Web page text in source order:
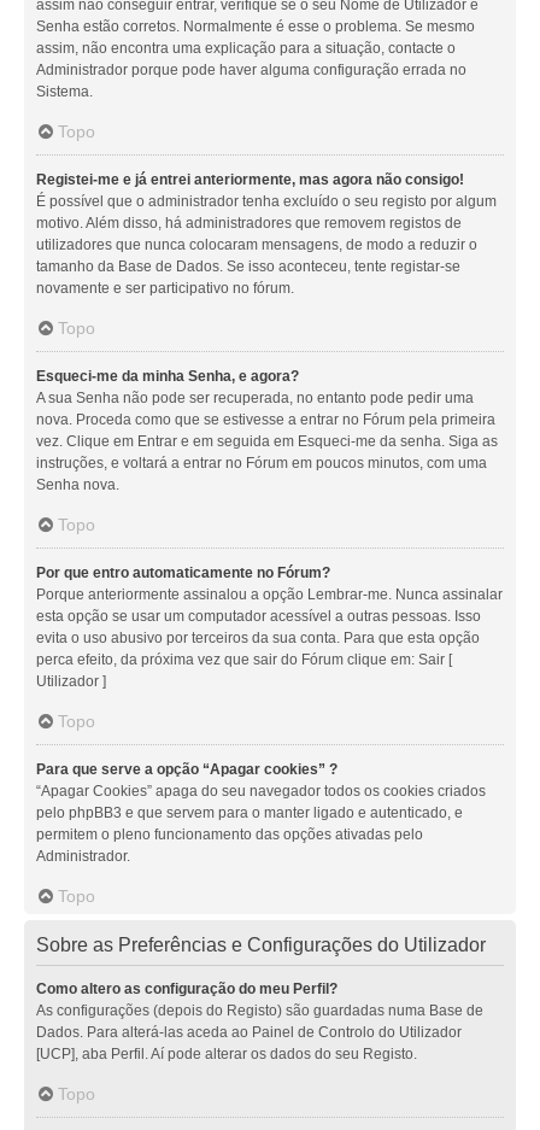
assim não conseguir entrar, verifique se o seu Nome de Utilizador e
Senha estão corretos. Normalmente é esse o problema. Se mesmo
assim, não encontra uma explicação para a situação, contacte o
Administrador porque pode haver alguma configuração errada no
Sistema.
Topo
Registei-me e já entrei anteriormente, mas agora não consigo!
É possível que o administrador tenha excluído o seu registo por algum
motivo. Além disso, há administradores que removem registos de
utilizadores que nunca colocaram mensagens, de modo a reduzir o
tamanho da Base de Dados. Se isso aconteceu, tente registar-se
novamente e ser participativo no fórum.
Topo
Esqueci-me da minha Senha, e agora?
A sua Senha não pode ser recuperada, no entanto pode pedir uma
nova. Proceda como que se estivesse a entrar no Fórum pela primeira
vez. Clique em Entrar e em seguida em Esqueci-me da senha. Siga as
instruções, e voltará a entrar no Fórum em poucos minutos, com uma
Senha nova.
Topo
Por que entro automaticamente no Fórum?
Porque anteriormente assinalou a opção Lembrar-me. Nunca assinalar
esta opção se usar um computador acessível a outras pessoas. Isso
evita o uso abusivo por terceiros da sua conta. Para que esta opção
perca efeito, da próxima vez que sair do Fórum clique em: Sair [
Utilizador ]
Topo
Para que serve a opção “Apagar cookies” ?
“Apagar Cookies” apaga do seu navegador todos os cookies criados
pelo phpBB3 e que servem para o manter ligado e autenticado, e
permitem o pleno funcionamento das opções ativadas pelo
Administrador.
Topo
Sobre as Preferências e Configurações do Utilizador
Como altero as configuração do meu Perfil?
As configurações (depois do Registo) são guardadas numa Base de
Dados. Para alterá-las aceda ao Painel de Controlo do Utilizador
[UCP], aba Perfil. Aí pode alterar os dados do seu Registo.
Topo